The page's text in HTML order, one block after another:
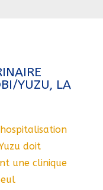
YUZU, LA
doit
une clinique